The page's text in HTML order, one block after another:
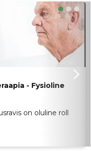
- Fysioline
on oluline roll